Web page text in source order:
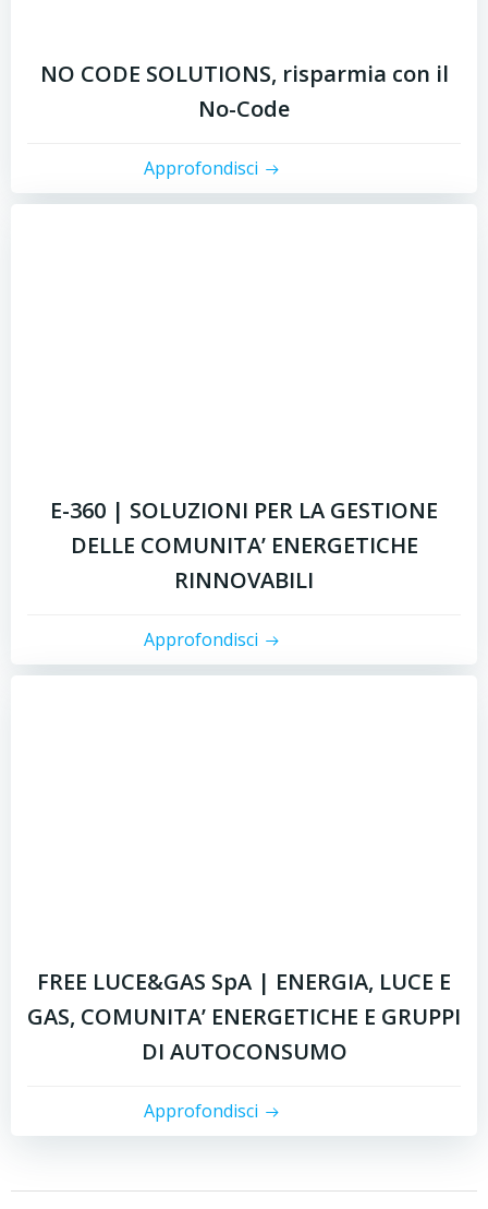
NO CODE SOLUTIONS, risparmia con il
No-Code
Approfondisci
E-360 | SOLUZIONI PER LA GESTIONE
DELLE COMUNITA’ ENERGETICHE
RINNOVABILI
Approfondisci
FREE LUCE&GAS SpA | ENERGIA, LUCE E
GAS, COMUNITA’ ENERGETICHE E GRUPPI
DI AUTOCONSUMO
Approfondisci